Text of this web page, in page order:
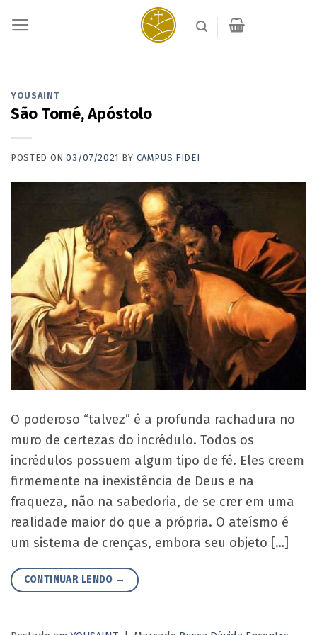
YOUSAINT
São Tomé, Apóstolo
POSTED ON03/07/2021 BY CAMPUS FIDEI
O poderoso “talvez” é a profunda rachadura no
muro de certezas do incrédulo. Todos os
incrédulos possuem algum tipo de fé. Eles creem
firmemente na inexistência de Deus e na
fraqueza, não na sabedoria, de se crer em uma
realidade maior do que a própria. O ateísmo é
um sistema de crenças, embora seu objeto […]
CONTINUAR LENDO →